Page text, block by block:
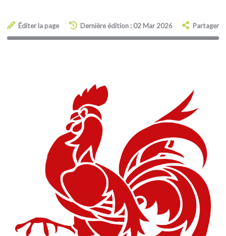
Éditer la page Dernière édition : 02 Mar 2026 Partager